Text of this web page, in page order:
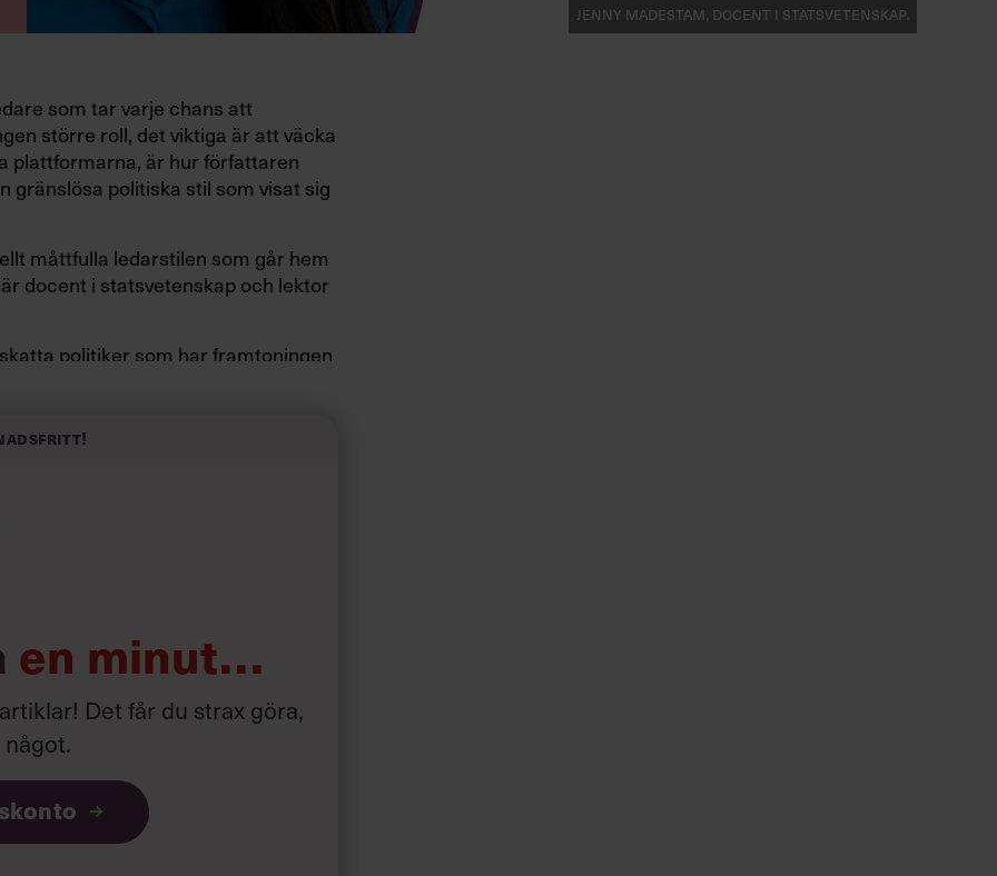
Jenny Madestam, docent i statsvetenskap.
som tar varje chans att
större roll, det viktiga är att väcka
plattformarna, är hur författaren
gränslösa politiska stil som visat sig
måttfulla ledarstilen som går hem
docent i statsvetenskap och lektor
politiker som har framtoningen
i undersökningar.”
i början av pandemin”
en minut…
Det får du strax göra,
.